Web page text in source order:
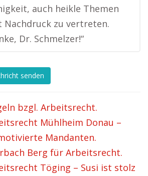
auch heikle Themen
Nachdruck zu vertreten.
Dr. Schmelzer!“
senden
bzgl. Arbeitsrecht.
Mühlheim Donau –
Mandanten.
Berg für Arbeitsrecht.
Töging – Susi ist stolz